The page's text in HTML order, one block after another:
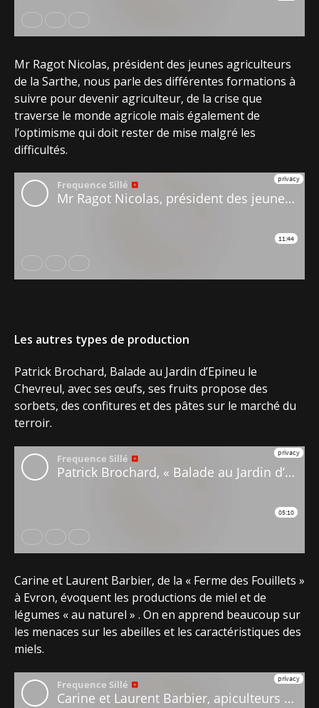
Mr Ragot Nicolas, président des jeunes agriculteurs
de la Sarthe, nous parle des différentes formations à
suivre pour devenir agriculteur, de la crise que
traverse le monde agricole mais également de
l’optimisme qui doit rester de mise malgré les
difficultés.
Les autres types de production
Patrick Brochard, Balade au Jardin d’Epineu le
Chevreul, avec ses œufs, ses fruits propose des
sorbets, des confitures et des pâtes sur le marché du
terroir.
Carine et Laurent Barbier, de la « Ferme des Fouillets »
à Evron, évoquent les productions de miel et de
légumes « au naturel » . On en apprend beaucoup sur
les menaces sur les abeilles et les caractéristiques des
miels.